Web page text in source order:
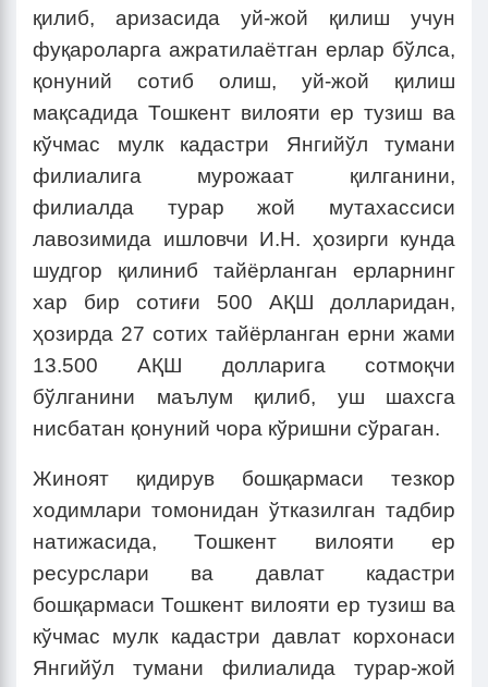
қилиб, аризасида уй-жой қилиш учун
фуқароларга ажратилаётган ерлар бўлса,
қонуний сотиб олиш, уй-жой қилиш
мақсадида Тошкент вилояти ер тузиш ва
кўчмас мулк кадастри Янгийўл тумани
филиалига мурожаат қилганини,
филиалда турар жой мутахассиси
лавозимида ишловчи И.Н. ҳозирги кунда
шудгор қилиниб тайёрланган ерларнинг
хар бир сотиғи 500 АҚШ долларидан,
ҳозирда 27 сотих тайёрланган ерни жами
13.500 АҚШ долларига сотмоқчи
бўлганини маълум қилиб, уш шахсга
нисбатан қонуний чора кўришни сўраган.
Жиноят қидирув бошқармаси тезкор
ходимлари томонидан ўтказилган тадбир
натижасида, Тошкент вилояти ер
ресурслари ва давлат кадастри
бошқармаси Тошкент вилояти ер тузиш ва
кўчмас мулк кадастри давлат корхонаси
Янгийўл тумани филиалида турар-жой